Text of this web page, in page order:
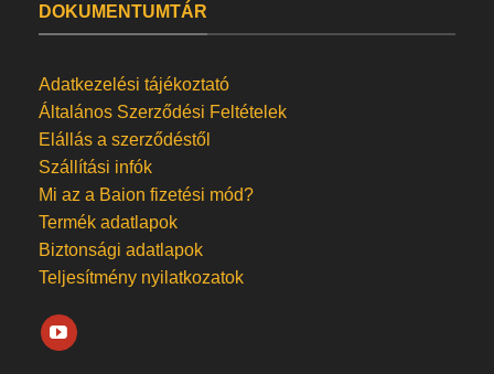
DOKUMENTUMTÁR
Adatkezelési tájékoztató
Általános Szerződési Feltételek
Elállás a szerződéstől
Szállítási infók
Mi az a Baion fizetési mód?
Termék adatlapok
Biztonsági adatlapok
Teljesítmény nyilatkozatok